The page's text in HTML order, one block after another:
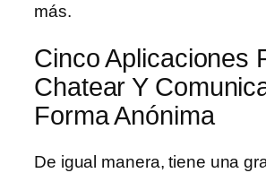
más.
Cinco Aplicaciones
Chatear Y
Forma Anónima
De igual manera, tiene una